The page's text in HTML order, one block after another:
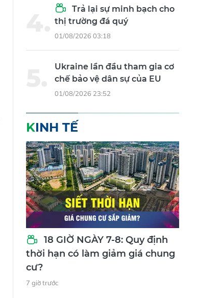
Trả lại sự minh bạch cho
thị trường đá quý
01/08/2026 03:18
Ukraine lần đầu tham gia cơ
chế bảo vệ dân sự của EU
01/08/2026 23:52
KINH TẾ
18 GIỜ NGÀY 7-8: Quy định
thời hạn có làm giảm giá chung
cư?
7 giờ trước